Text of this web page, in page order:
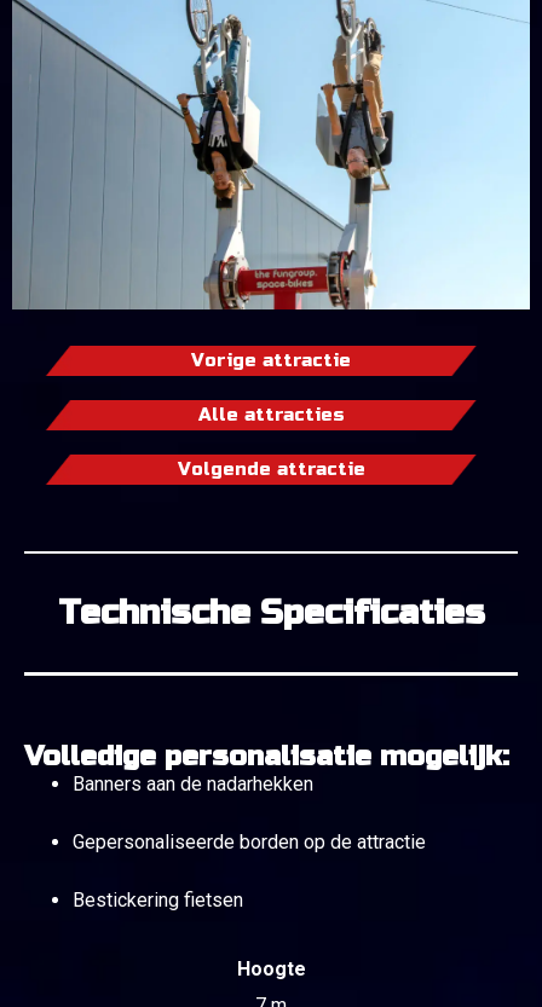
Vorige attractie
Alle attracties
Volgende attractie
Technische Specificaties
Volledige personalisatie mogelijk:
Banners aan de nadarhekken
Gepersonaliseerde borden op de attractie
Bestickering fietsen
Hoogte